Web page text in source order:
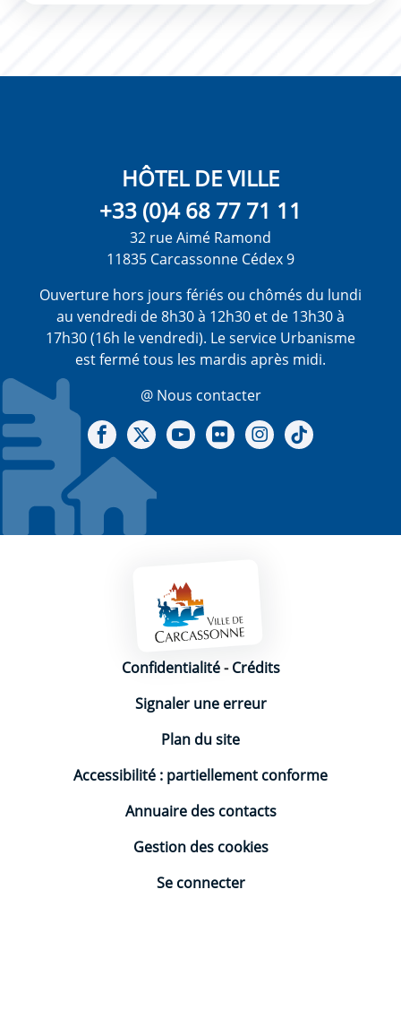
HÔTEL DE VILLE
+33 (0)4 68 77 71 11
32 rue Aimé Ramond
11835 Carcassonne Cédex 9
Ouverture hors jours fériés ou chômés du lundi
au vendredi de 8h30 à 12h30 et de 13h30 à
17h30 (16h le vendredi). Le service Urbanisme
est fermé tous les mardis après midi.
@ Nous contacter
Notre Facebook
Notre X - (twitter)
Notre chaine Youtube
Notre Gallerie sur Flickr
Notre Instagram
Mentions légales
Confidentialité-Crédits
Signaler une erreur
Plan du site
Accessibilité : partiellement conforme
Annuaire des contacts
Gestion des cookies
Se connecter